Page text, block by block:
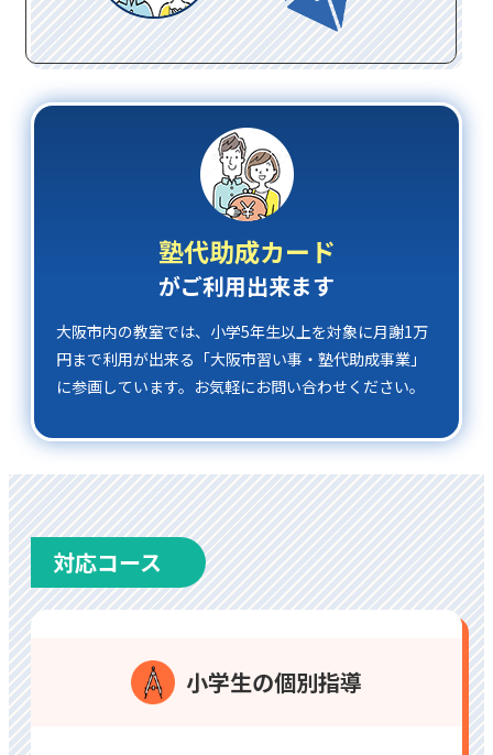
塾代助成カード
がご利⽤出来ます
⼤阪市内の教室では、小学5年⽣以上を対象に⽉謝1万
円まで利⽤が出来る「大阪市習い事・塾代助成事業」
に参画しています。お気軽にお問い合わせください。
対応コース
⼩学⽣の個別指導